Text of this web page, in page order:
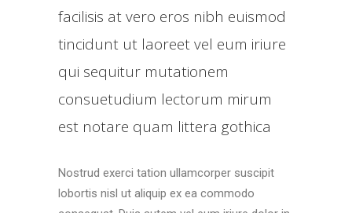
facilisis at vero eros nibh euismod
tincidunt ut laoreet vel eum iriure
qui sequitur mutationem
consuetudium lectorum mirum
est notare quam littera gothica
Nostrud exerci tation ullamcorper suscipit
lobortis nisl ut aliquip ex ea commodo